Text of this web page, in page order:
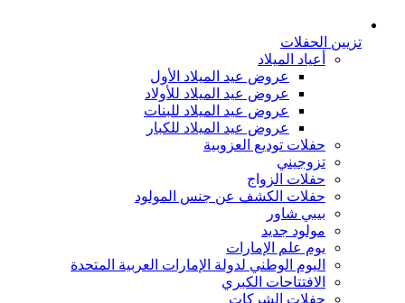
تزيين الحفلات
أعياد الميلاد
عروض عيد الميلاد الأول
عروض عيد الميلاد للأولاد
عروض عيد الميلاد للبنات
عروض عيد الميلاد للكبار
حفلات توديع العزوبية
تزوجيني
حفلات الزواج
حفلات الكشف عن جنس المولود
بيبي شاور
مولود جديد
يوم علم الإمارات
اليوم الوطني لدولة الإمارات العربية المتحدة
الافتتاحات الكبري
حفلات الشركات